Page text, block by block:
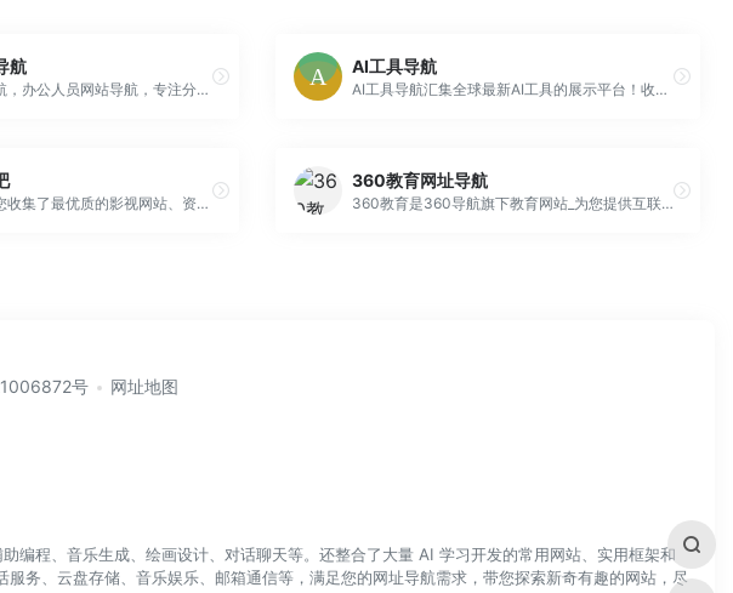
航
办公人员网址导航，办公人员网站导航，专注分享优秀的办公网站、办公软件、工具、素材、技巧、办公资源
AI工具导航
AI工具导航汇集全球最新AI工具的展示平台！收录国内外众多好用的AI工具，涵盖AI写作工具、AI绘画工具、AI图片生成器与AI抠图工具、AI视频剪辑工具、AI音乐生成器、AI语音识别、AI编程开发、AI设计工具、AI对话聊天等丰富的AI类别，同时还有AI办公工具、AI游戏制作、AI营销、AI数字人、...
我们的导航站为您收集了最优质的影视网站、资源下载站和实用工具。快速找到您需要的电影、电视剧、音乐、软件、游戏或其他资源。访问我们，享受高质量的互联网资源！
360教育网址导航
360教育是360导航旗下教育网站_为您提供互联网教育名站查询和导航，提供英语、少儿教育、中等教育、高等教育、职业技能不同层次的教育信息和课程推荐，为您打造互联网简单、便捷的教育信息查询、课程对比、学习资源等在内的一站式服务
号 网址地图
程、音乐生成、绘画设计、对话聊天等。还整合了大量 AI 学习开发的常用网站、实用框架和
务、云盘存储、音乐娱乐、邮箱通信等，满足您的网址导航需求，带您探索新奇有趣的网站，尽